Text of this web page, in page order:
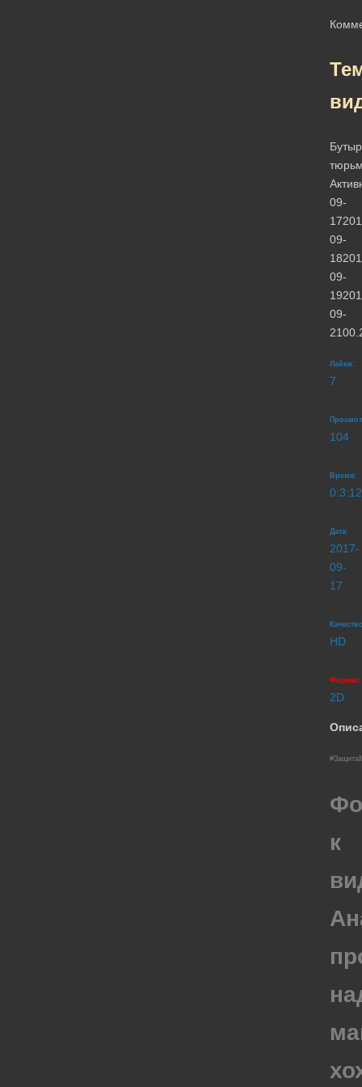
09-
09-
09-
09-
Лайки:
7
104
Время:
0:3:12
Дата:
2017-
09-
17
HD
Формат:
2D
к